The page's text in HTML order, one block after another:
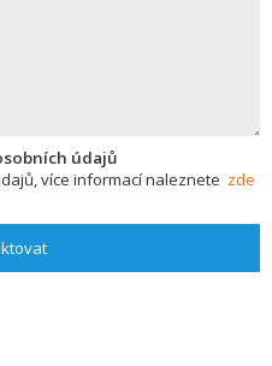
údajů
více informací naleznete zde